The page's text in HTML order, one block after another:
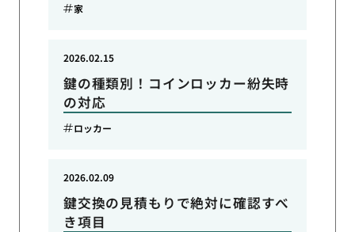
家
鍵の種類別！コインロッカー紛失時
の対応
2026.02.15
ロッカー
鍵交換の見積もりで絶対に確認すべ
き項目
2026.02.09